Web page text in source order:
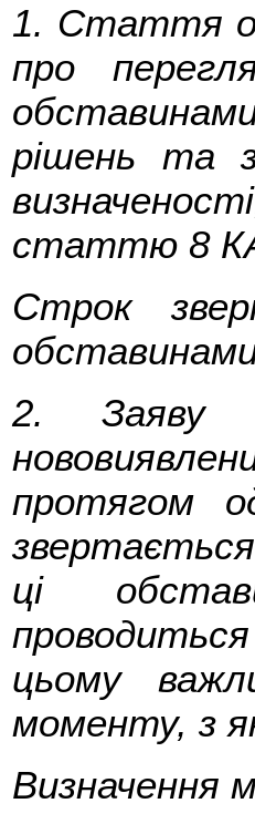
1. Стаття
про
рішень та
статтю 8
Строк
2. Заяву
протягом
ці
цьому
моменту, з
Визначення